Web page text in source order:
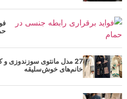
27 مدل مانتوی سوزندوزی
خانم‌های خوش‌سلیقه